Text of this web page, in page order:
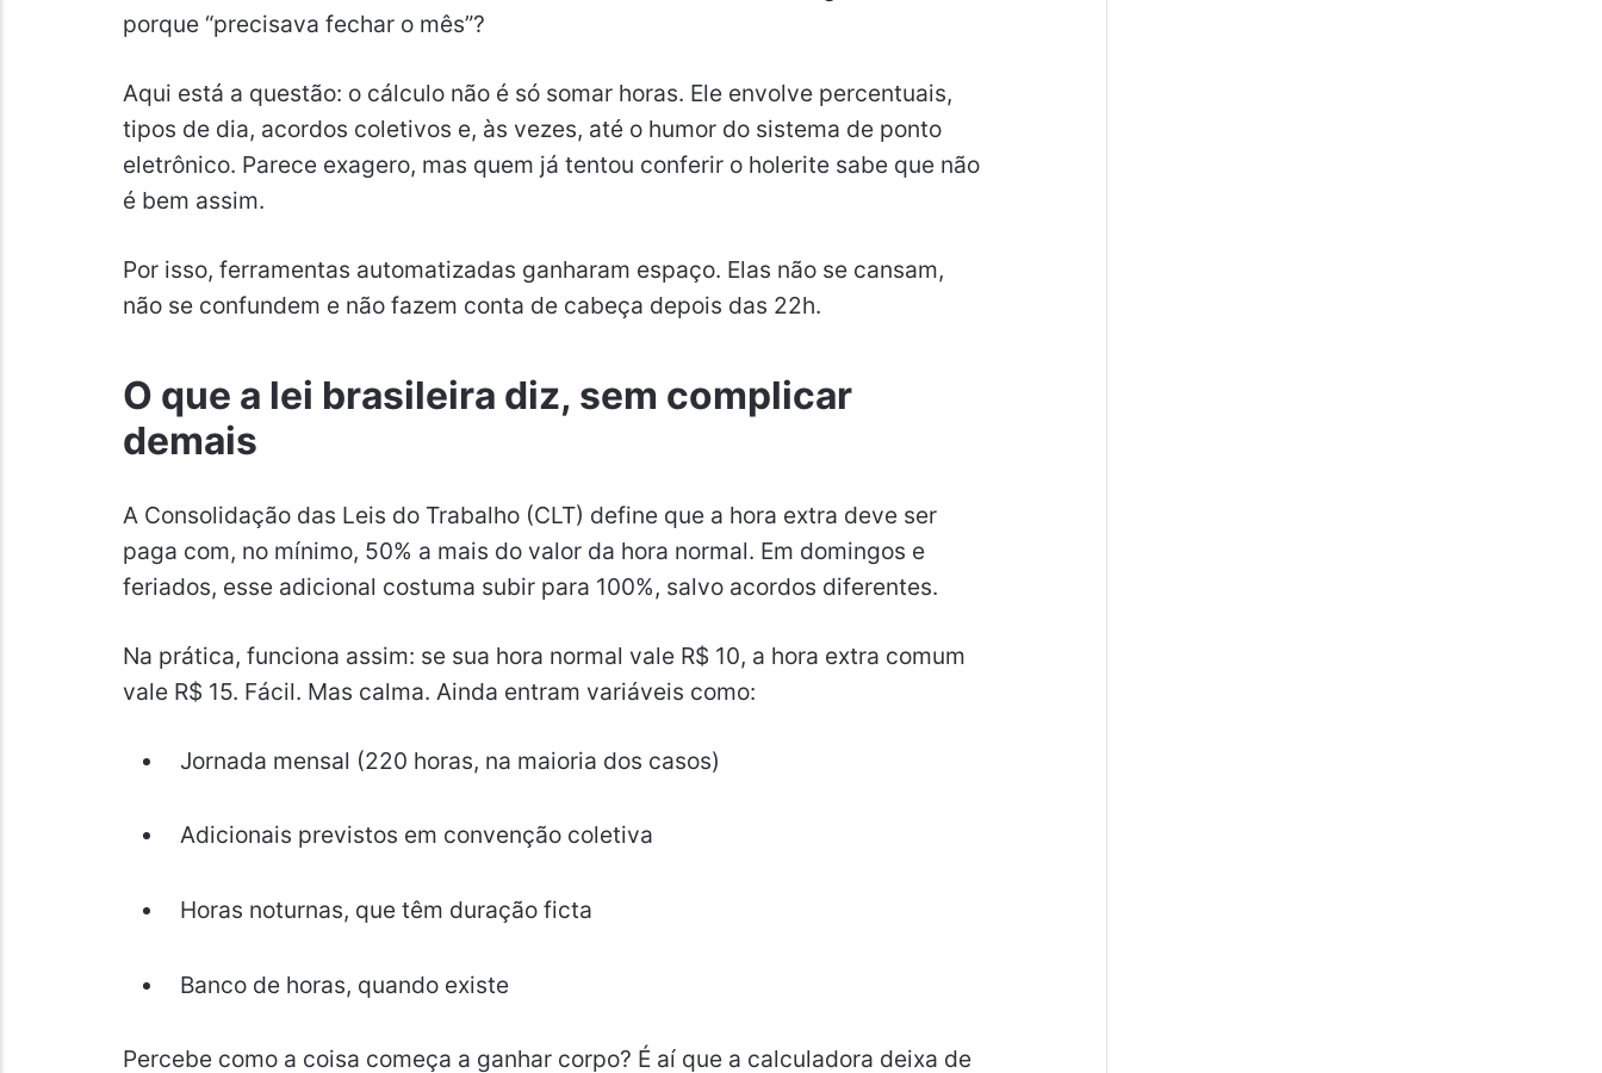
porque “precisava fechar o mês”?
Aqui está a questão: o cálculo não é só somar horas. Ele envolve percentuais,
tipos de dia, acordos coletivos e, às vezes, até o humor do sistema de ponto
eletrônico. Parece exagero, mas quem já tentou conferir o holerite sabe que não
é bem assim.
Por isso, ferramentas automatizadas ganharam espaço. Elas não se cansam,
não se confundem e não fazem conta de cabeça depois das 22h.
O que a lei brasileira diz, sem complicar
demais
A Consolidação das Leis do Trabalho (CLT) define que a hora extra deve ser
paga com, no mínimo, 50% a mais do valor da hora normal. Em domingos e
feriados, esse adicional costuma subir para 100%, salvo acordos diferentes.
Na prática, funciona assim: se sua hora normal vale R$ 10, a hora extra comum
vale R$ 15. Fácil. Mas calma. Ainda entram variáveis como:
Jornada mensal (220 horas, na maioria dos casos)
Adicionais previstos em convenção coletiva
Horas noturnas, que têm duração ficta
Banco de horas, quando existe
Percebe como a coisa começa a ganhar corpo? É aí que a calculadora deixa de